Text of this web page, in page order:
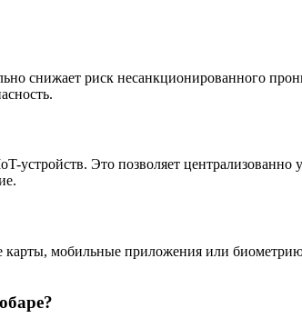
снижает риск несанкционированного
Это позволяет централизованно
карты, мобильные приложения или